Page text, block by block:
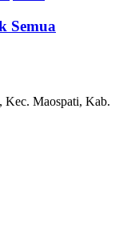
Semua
Kec. Maospati, Kab.